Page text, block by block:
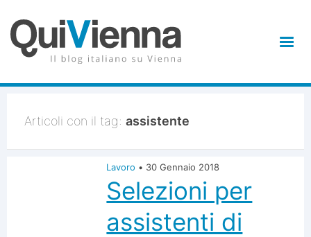
Articoli con il tag: assistente
Lavoro • 30 Gennaio 2018
Selezioni per
assistenti di